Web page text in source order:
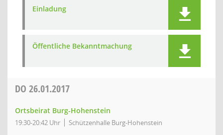
Einladung
Öffentliche Bekanntmachung
DO 26.01.2017
Ortsbeirat Burg-Hohenstein
19:30-20:42 Uhr Schützenhalle Burg-Hohenstein